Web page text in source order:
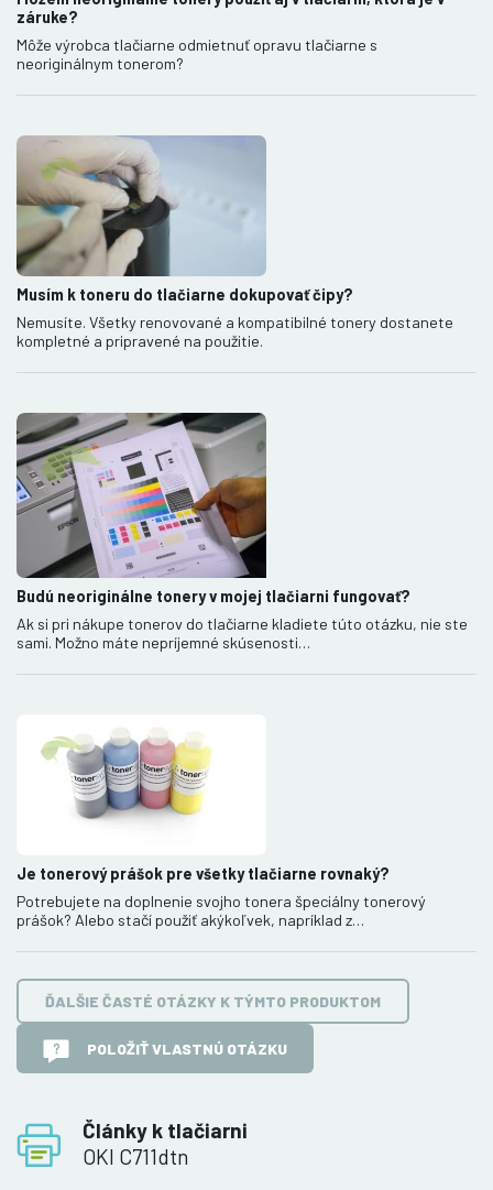
Články k tlačiarni
OKI C711dtn
záruke?
Môže výrobca tlačiarne odmietnuť opravu tlačiarne s
neoriginálnym tonerom?
Musím k toneru do tlačiarne dokupovať čipy?
Nemusíte. Všetky renovované a kompatibilné tonery dostanete
kompletné a pripravené na použitie.
Budú neoriginálne tonery v mojej tlačiarni fungovať?
Ak si pri nákupe tonerov do tlačiarne kladiete túto otázku, nie ste
sami. Možno máte nepríjemné skúsenosti…
Je tonerový prášok pre všetky tlačiarne rovnaký?
Potrebujete na doplnenie svojho tonera špeciálny tonerový
prášok? Alebo stačí použiť akýkoľvek, napríklad z…
ĎALŠIE ČASTÉ OTÁZKY K TÝMTO PRODUKTOM
POLOŽIŤ VLASTNÚ OTÁZKU